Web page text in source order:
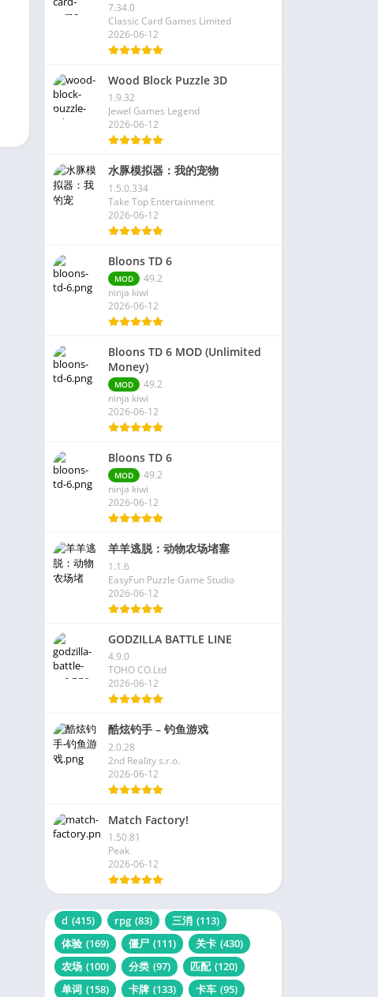
7.34.0
Classic Card Games Limited
2026-06-12
Wood Block Puzzle 3D
1.9.32
Jewel Games Legend
2026-06-12
水豚模拟器：我的宠物
1.5.0.334
Take Top Entertainment
2026-06-12
Bloons TD 6
MOD
49.2
ninja kiwi
2026-06-12
Bloons TD 6 MOD (Unlimited
Money)
MOD
49.2
ninja kiwi
2026-06-12
Bloons TD 6
MOD
49.2
ninja kiwi
2026-06-12
羊羊逃脱：动物农场堵塞
1.1.6
EasyFun Puzzle Game Studio
2026-06-12
GODZILLA BATTLE LINE
4.9.0
TOHO CO.Ltd
2026-06-12
酷炫钓手 – 钓鱼游戏
2.0.28
2nd Reality s.r.o.
2026-06-12
Match Factory!
1.50.81
Peak
2026-06-12
d (415) rpg (83) 三消 (113)
体验 (169) 僵尸 (111) 关卡 (430)
农场 (100) 分类 (97) 匹配 (120)
单词 (158) 卡牌 (133) 卡车 (95)